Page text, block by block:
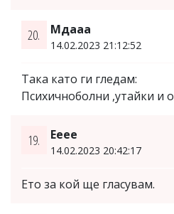
20. Мдааа
14.02.2023 21:12:52
Така като ги гледам:
Психичноболни ,утайки и
19. Ееее
14.02.2023 20:42:17
Ето за кой ще гласувам.